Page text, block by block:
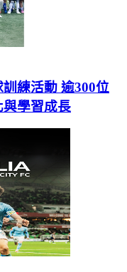
練活動 逾300位
學習成長